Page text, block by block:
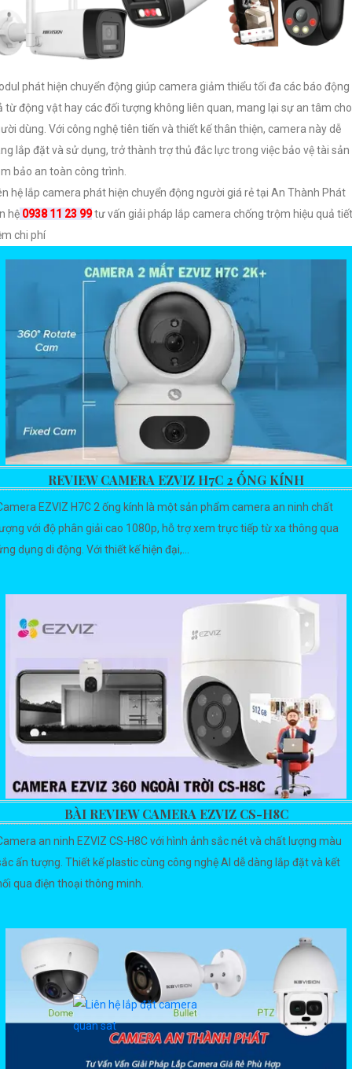
phát hiện chuyển động giúp camera giảm thiểu tối đa các báo động
từ động vật hay các đối tượng không liên quan, mang lại sự an tâm cho
dùng. Với công nghệ tiên tiến và thiết kế thân thiện, camera này dễ
lắp đặt và sử dụng, trở thành trợ thủ đắc lực trong việc bảo vệ tài sản
bảo an toàn công trình.
hệ lắp camera phát hiện chuyển động người giá rẻ tại An Thành Phát
hệ 0938 11 23 99tư vấn giải pháp lắp camera chống trộm hiệu quả tiết
chi phí
REVIEW CAMERA EZVIZ H7C 2 ỐNG KÍNH
EZVIZ H7C 2 ống kính là một sản phẩm camera an ninh chất
với độ phân giải cao 1080p, hỗ trợ xem trực tiếp từ xa thông qua
dụng di động. Với thiết kế hiện đại,...
BÀI REVIEW CAMERA EZVIZ CS-H8C
an ninh EZVIZ CS-H8C với hình ảnh sắc nét và chất lượng màu
ấn tượng. Thiết kế plastic cùng công nghệ AI dễ dàng lắp đặt và kết
qua điện thoại thông minh.